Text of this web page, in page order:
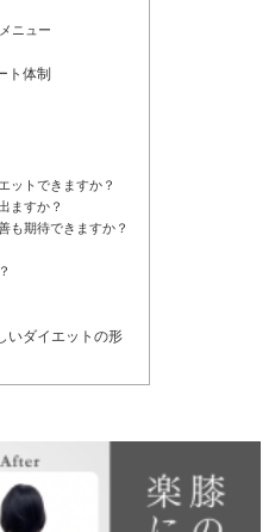
ニュー
ト体制
ットできますか？
ますか？
も期待できますか？
いダイエットの形